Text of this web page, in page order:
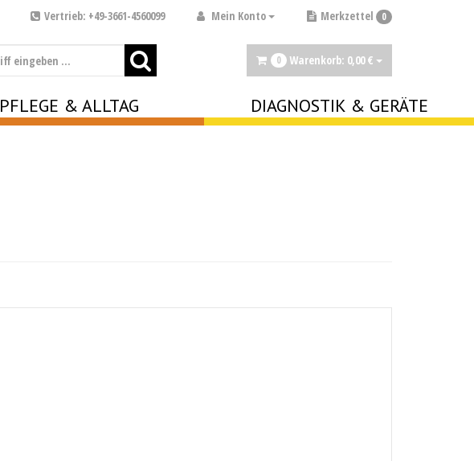
Merkzettel 0
Mein Konto
Vertrieb: +49-3661-4560099
0 Warenkorb: 0,00 €
PFLEGE & ALLTAG DIAGNOSTIK & GERÄTE